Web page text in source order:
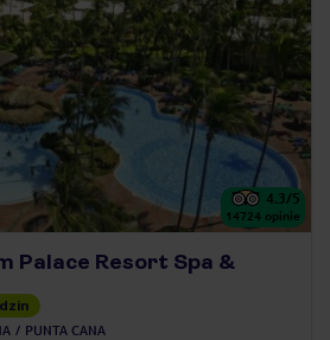
4.3/5
14724 opinie
Palace Resort Spa &
PUNTA CANA